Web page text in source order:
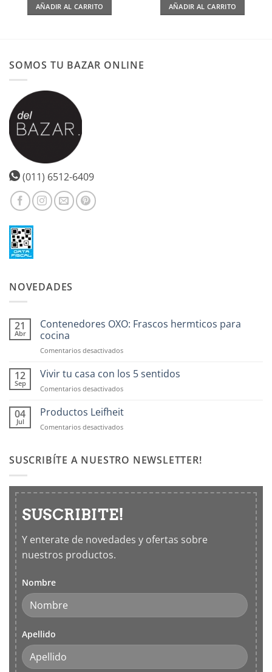
AÑADIR AL CARRITO AÑADIR AL CARRITO
SOMOS TU BAZAR ONLINE
(011) 6512-6409
NOVEDADES
21
Abr
Contenedores OXO: Frascos hermticos para
cocina
Comentarios desactivadosen
OXO:
hermticos
cocina
12
Sep
Vivir tu casa con los 5 sentidos
Comentarios desactivadosen
tu
con
sentidos
04
Jul
Productos Leifheit
Comentarios desactivadosen
SUSCRIBÍTE A NUESTRO NEWSLETTER!
SUSCRIBITE!
Y enterate de novedades y ofertas sobre
nuestros productos.
Nombre
Apellido